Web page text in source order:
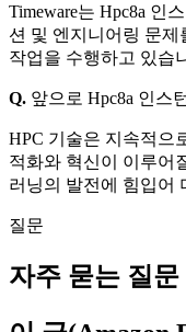
Timeware는 Hpc8a 인
션 및 엔지니어링 문
작업을 수행하고 있습
Q. 앞으로 Hpc8a 인스
HPC 기술은 지속적으
적화와 혁신이 이루어
러닝의 발전에 힘입어
질문
자주 묻는 질문